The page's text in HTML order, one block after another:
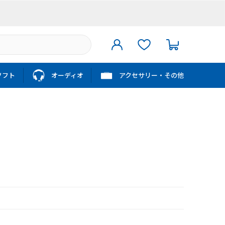
フト オーディオ アクセサリー・その他